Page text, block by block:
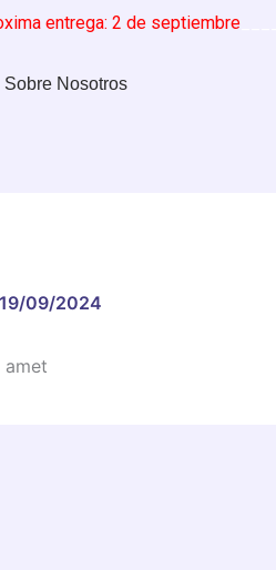
entrega: 2 de septiembre______
Sobre Nosotros
19/09/2024